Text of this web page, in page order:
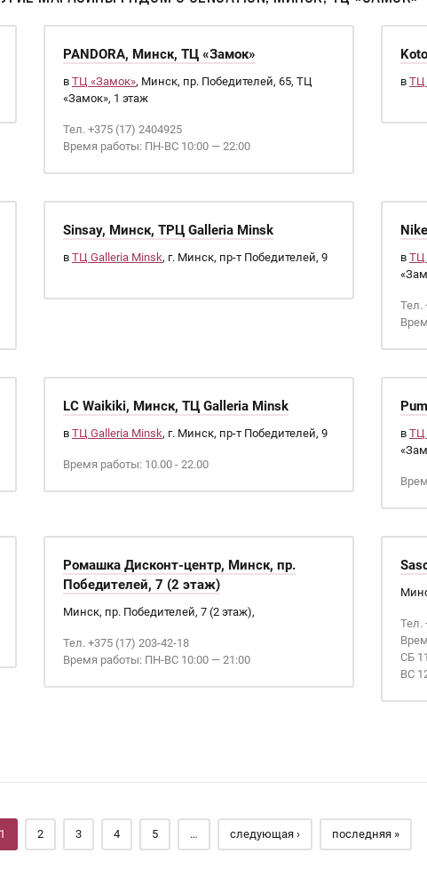
PANDORA, Минск, ТЦ «Замок»
в ТЦ «Замок», Минск, пр. Победителей, 65, ТЦ
«Замок», 1 этаж
Тел. +375 (17) 2404925
Время работы: ПН-ВС 10:00 — 22:00
в ТЦ
Sinsay, Минск, ТРЦ Galleria Minsk
в ТЦ Galleria Minsk, г. Минск, пр-т Победителей, 9 в ТЦ
Тел.
LC Waikiki, Минск, ТЦ Galleria Minsk
в ТЦ Galleria Minsk, г. Минск, пр-т Победителей, 9
Время работы: 10.00 - 22.00
в ТЦ
Ромашка Дисконт-центр, Минск, пр.
Победителей, 7 (2 этаж)
Минск, пр. Победителей, 7 (2 этаж),
Тел. +375 (17) 203-42-18
Время работы: ПН-ВС 10:00 — 21:00
Тел.
СБ
ВС
2 3 4 5 … следующая › последняя »